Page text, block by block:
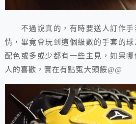
不過說真的，有時要送人訂作手
情，畢竟會玩到這個級數的手套的
配色或多或少都有一些主見，如果
人的喜歡，實在有點冤大頭餒@@